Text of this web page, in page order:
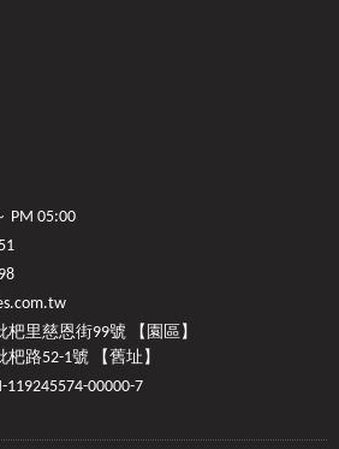
PM 05:00
杷里慈恩街99號 【園區】
路52-1號 【舊址】
00000-7